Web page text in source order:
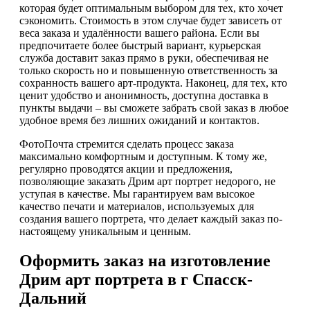
которая будет оптимальным выбором для тех, кто хочет
сэкономить. Стоимость в этом случае будет зависеть от
веса заказа и удалённости вашего района. Если вы
предпочитаете более быстрый вариант, курьерская
служба доставит заказ прямо в руки, обеспечивая не
только скорость но и повышенную ответственность за
сохранность вашего арт-продукта. Наконец, для тех, кто
ценит удобство и анонимность, доступна доставка в
пункты выдачи – вы сможете забрать свой заказ в любое
удобное время без лишних ожиданий и контактов.
ФотоПочта стремится сделать процесс заказа
максимально комфортным и доступным. К тому же,
регулярно проводятся акции и предложения,
позволяющие заказать Дрим арт портрет недорого, не
уступая в качестве. Мы гарантируем вам высокое
качество печати и материалов, используемых для
создания вашего портрета, что делает каждый заказ по-
настоящему уникальным и ценным.
Оформить заказ на изготовление
Дрим арт портрета в г Спасск-
Дальний